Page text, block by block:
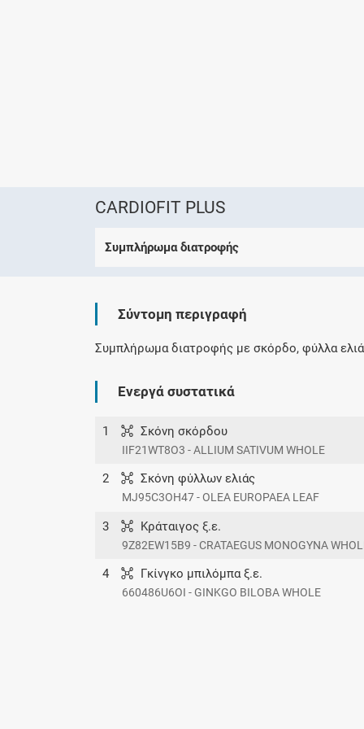
CARDIOFIT PLUS
Συμπλήρωμα διατροφής
Σύντομη περιγραφή
Συμπλήρωμα διατροφής με σκόρδο, φύλλα
Ενεργά συστατικά
1 Σκόνη σκόρδου
IIF21WT8O3 - ALLIUM SATIVUM WHOLE
2 Σκόνη φύλλων ελιάς
MJ95C3OH47 - OLEA EUROPAEA LEAF
3 Κράταιγος ξ.ε.
9Z82EW15B9 - CRATAEGUS MONOGYNA
4 Γκίνγκο μπιλόμπα ξ.ε.
660486U6OI - GINKGO BILOBA WHOLE